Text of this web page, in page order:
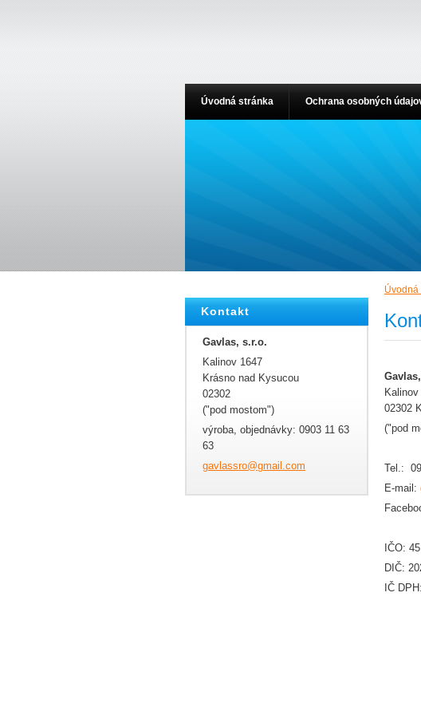
Úvodná
02302
("pod
Tel.:
E-mail:
IČO:
DIČ:
IČ
Kontakt
Gavlas, s.r.o.
Kalinov 1647
Krásno nad Kysucou
02302
("pod mostom")
výroba, objednávky: 0903 11 63
63
gavlassro@gmail.com
Úvodná stránka Ochrana osobných